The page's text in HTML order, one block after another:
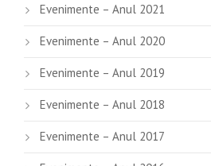
Evenimente – Anul 2021
Evenimente – Anul 2020
Evenimente – Anul 2019
Evenimente – Anul 2018
Evenimente – Anul 2017